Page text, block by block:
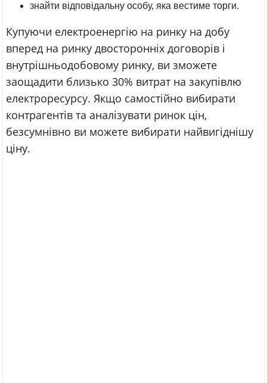
знайти відповідальну особу, яка вестиме торги.
Купуючи електроенергію на ринку на добу
вперед на ринку двосторонніх договорів і
внутрішньодобовому ринку, ви зможете
заощадити близько 30% витрат на закупівлю
електроресурсу. Якщо самостійно вибирати
контрагентів та аналізувати ринок цін,
безсумнівно ви можете вибирати найвигіднішу
ціну.